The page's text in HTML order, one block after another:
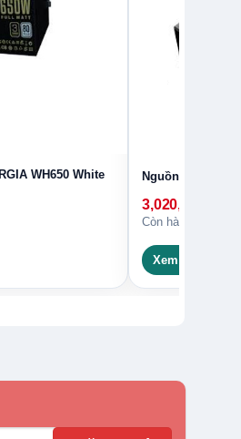
WH650 White
Nguồn máy tính
3,020,000
Còn hàng
Xem chi tiết